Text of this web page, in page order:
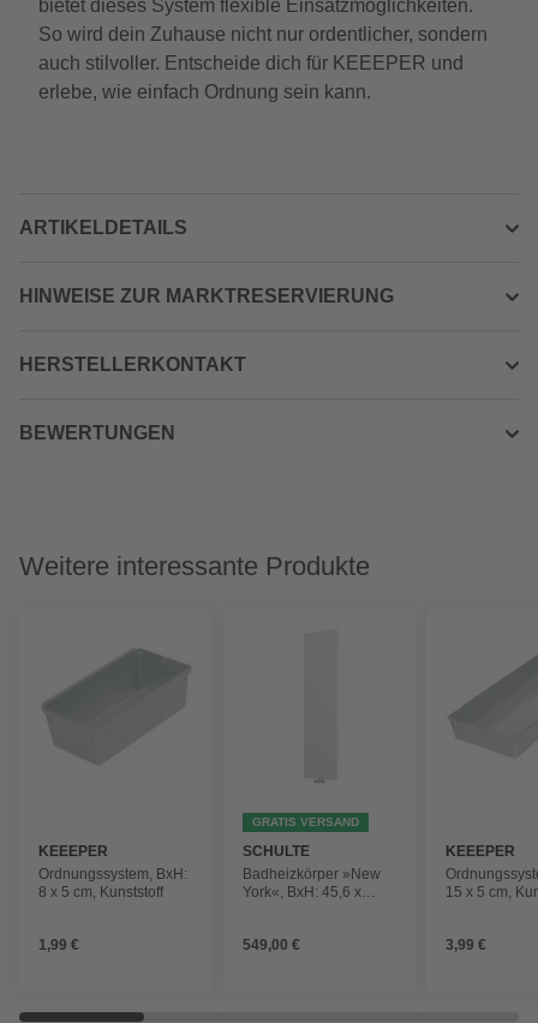
bietet dieses System flexible Einsatzmöglichkeiten.
So wird dein Zuhause nicht nur ordentlicher, sondern
auch stilvoller. Entscheide dich für KEEEPER und
erlebe, wie einfach Ordnung sein kann.
ARTIKELDETAILS
HINWEISE ZUR MARKTRESERVIERUNG
HERSTELLERKONTAKT
BEWERTUNGEN
Weitere interessante Produkte
KEEEPER
Ordnungssystem, BxH:
8 x 5 cm, Kunststoff
1,99 €
GRATIS VERSAND
SCHULTE
Badheizkörper »New
York«, BxH: 45,6 x
549,00 €
KEEEPER
15 x 5 cm,
3,99 €